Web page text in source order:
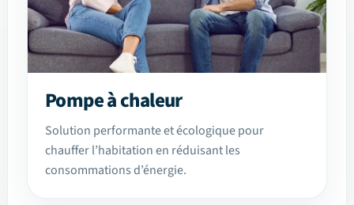
Pompe à chaleur
Solution performante et écologique pour
chauffer l’habitation en réduisant les
consommations d’énergie.